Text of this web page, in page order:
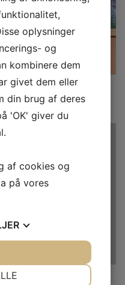
oplysninger
og
kombinere dem
givet dem eller
din brug af deres
'OK' giver du
af cookies og
på vores